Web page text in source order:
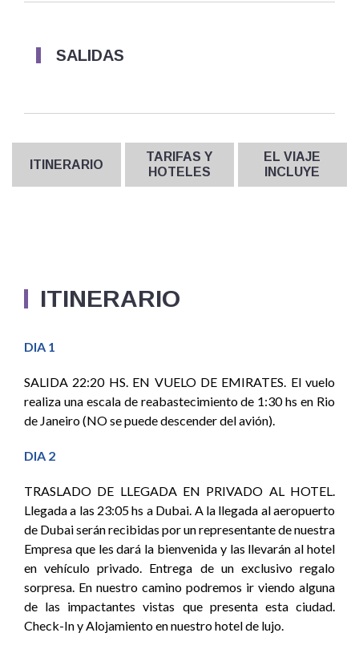
SALIDAS
ITINERARIO
TARIFAS Y
HOTELES
EL VIAJE
INCLUYE
ITINERARIO
DIA 1
SALIDA 22:20 HS. EN VUELO DE EMIRATES. El vuelo
realiza una escala de reabastecimiento de 1:30 hs en Rio
de Janeiro (NO se puede descender del avión).
DIA 2
TRASLADO DE LLEGADA EN PRIVADO AL HOTEL.
Llegada a las 23:05 hs a Dubai. A la llegada al aeropuerto
de Dubai serán recibidas por un representante de nuestra
Empresa que les dará la bienvenida y las llevarán al hotel
en vehículo privado. Entrega de un exclusivo regalo
sorpresa. En nuestro camino podremos ir viendo alguna
de las impactantes vistas que presenta esta ciudad.
Check-In y Alojamiento en nuestro hotel de lujo.